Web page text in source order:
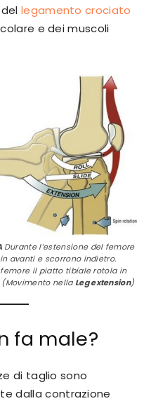
legamento crociato
e dei muscoli
Durante l’estensione del femore
avanti e scorrono indietro.
il piatto tibiale rotola in
nellaLeg extension)
fa male?
di taglio sono
dalla contrazione